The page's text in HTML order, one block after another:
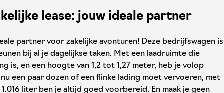
lease: jouw ideale partner
partner voor zakelijke avonturen! Deze bedrijfswagen is
bij al je dagelijkse taken. Met een laadruimte die
is, en een hoogte van 1,2 tot 1,27 meter, heb je volop
een paar dozen of een flinke lading moet vervoeren, met
liter ben je altijd goed voorbereid. En maak je geen